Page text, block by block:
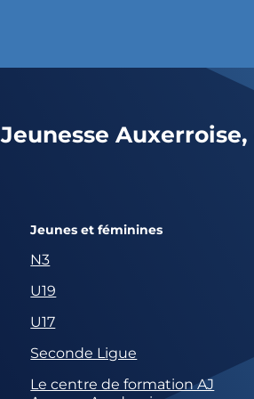
Auxerroise,
Jeunes et féminines
N3
U19
U17
Seconde Ligue
Le centre de formation AJ